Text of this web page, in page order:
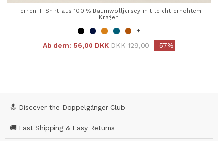
Herren-T-Shirt aus 100 % Baumwolljersey mit leicht erhöhtem
Kragen
+
Ab dem: 56,00 DKK Price reduced from
DKK 129,00to-57%
🔝 Discover the Doppelgänger Club
🚚 Fast Shipping & Easy Returns